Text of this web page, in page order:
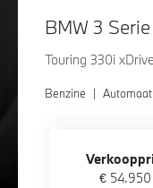
BMW 3 Serie
Touring 330i
Benzine | Automaat
€ 54.950